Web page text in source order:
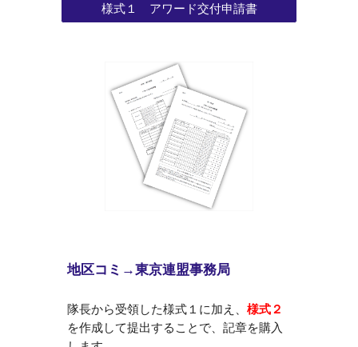
様式１ アワード交付申請書
地区コミ→東京連盟事務局
隊長から受領した様式１に加え、様式２
を作成して提出することで、記章を購入